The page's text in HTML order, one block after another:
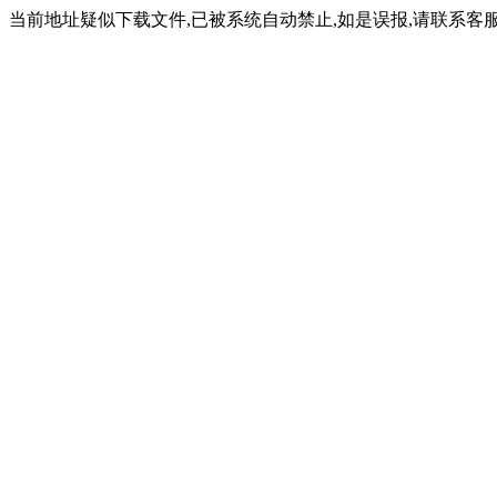
当前地址疑似下载文件,已被系统自动禁止,如是误报,请联系客